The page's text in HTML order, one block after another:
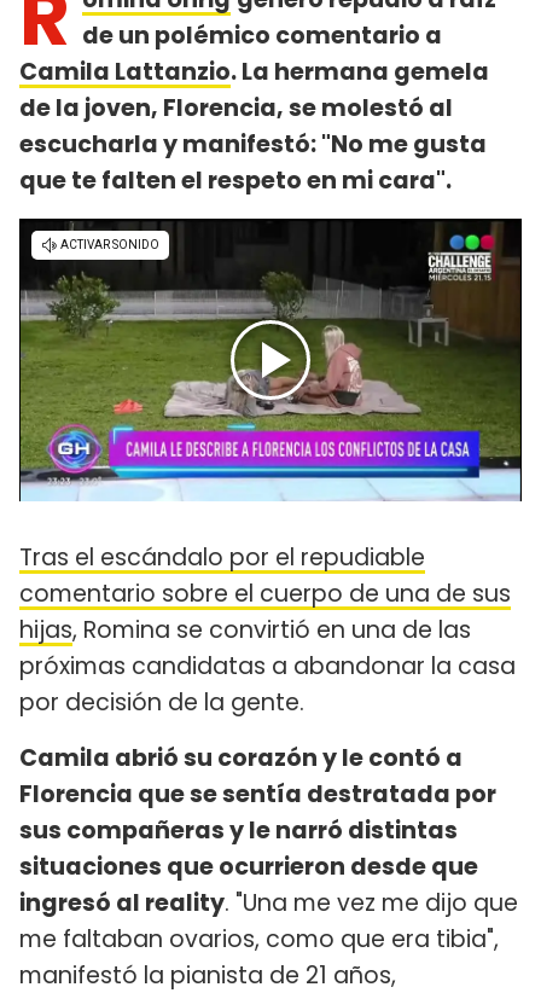
de un polémico comentario a
Camila Lattanzio. La hermana gemela
de la joven, Florencia, se molestó al
escucharla y manifestó: "No me gusta
que te falten el respeto en mi cara".
Tras el escándalo por el repudiable
comentario sobre el cuerpo de una de sus
hijas, Romina se convirtió en una de las
próximas candidatas a abandonar la casa
por decisión de la gente.
Camila abrió su corazón y le contó a
Florencia que se sentía destratada por
sus compañeras y le narró distintas
situaciones que ocurrieron desde que
ingresó al reality. "Una me vez me dijo que
me faltaban ovarios, como que era tibia",
manifestó la pianista de 21 años,